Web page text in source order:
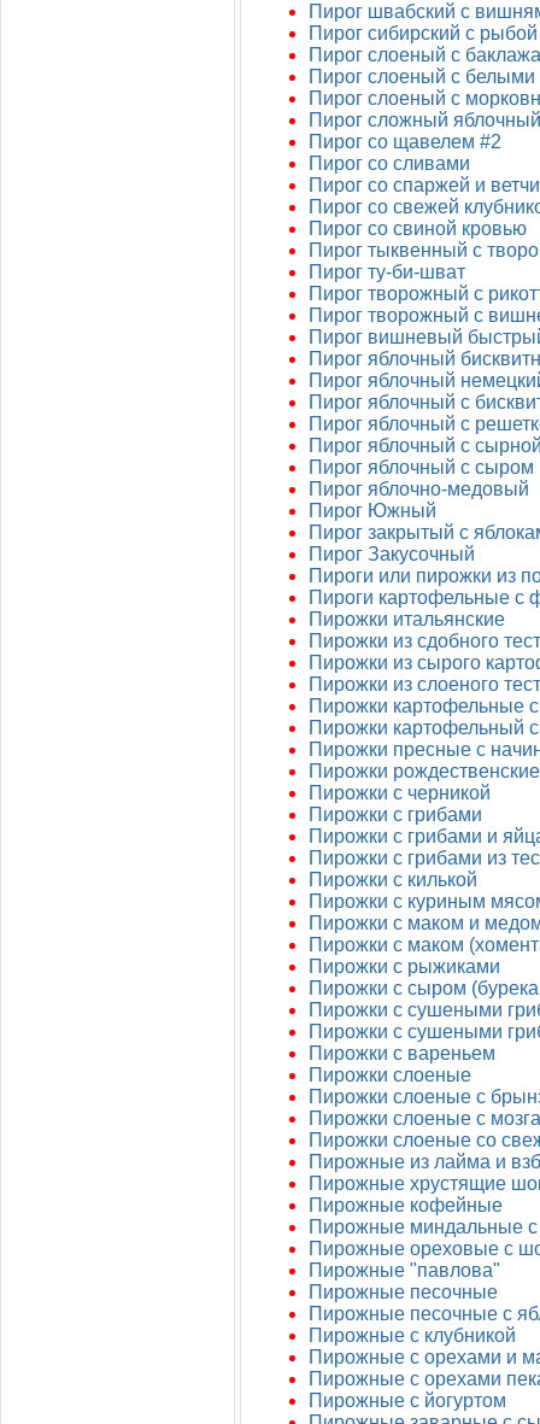
Пирог швабский с
Пирог сибирский с
Пирог слоеный с
Пирог слоеный с белыми
Пирог слоеный с
Пирог сложный яблочный
Пирог со щавелем #2
Пирог со сливами
Пирог со спаржей и
Пирог со свежей
Пирог со свиной кровью
Пирог тыквенный с
Пирог ту-би-шват
Пирог творожный с
Пирог творожный с
Пирог вишневый
Пирог яблочный
Пирог яблочный
Пирог яблочный с
Пирог яблочный с
Пирог яблочный с
Пирог яблочный с сыром
Пирог яблочно-медовый
Пирог Южный
Пирог закрытый с
Пирог Закусочный
Пироги или пирожки из
Пироги картофельные с
Пирожки итальянские
Пирожки из сдобного
Пирожки из сырого
Пирожки из слоеного
Пирожки картофельные
Пирожки картофельный с
Пирожки пресные с
Пирожки рождественские
Пирожки с черникой
Пирожки с грибами
Пирожки с грибами и
Пирожки с грибами из
Пирожки с килькой
Пирожки с куриным
Пирожки с маком и
Пирожки с маком
Пирожки с рыжиками
Пирожки с сыром
Пирожки с сушеными
Пирожки с сушеными
Пирожки с вареньем
Пирожки слоеные
Пирожки слоеные с
Пирожки слоеные с
Пирожки слоеные со
Пирожные из лайма и
Пирожные хрустящие
Пирожные кофейные
Пирожные миндальные
Пирожные ореховые с
Пирожные "павлова"
Пирожные песочные
Пирожные песочные с
Пирожные с клубникой
Пирожные с орехами и
Пирожные с орехами
Пирожные с йогуртом